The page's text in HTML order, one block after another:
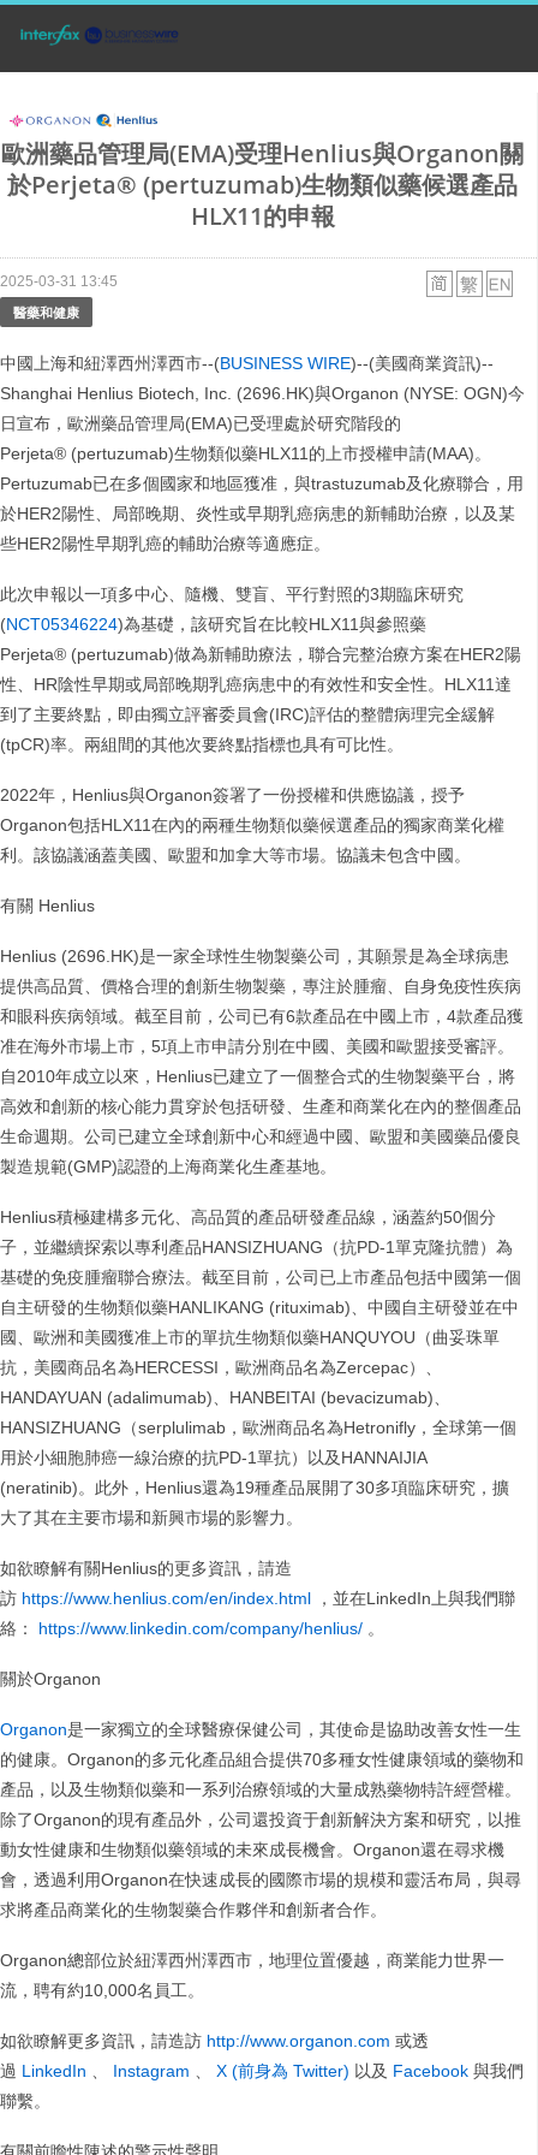
歐洲藥品管理局(EMA)受理Henlius與Organon關
於Perjeta® (pertuzumab)生物類似藥候選產品
HLX11的申報
2025-03-31 13:45
醫藥和健康
中國上海和紐澤西州澤西市--(BUSINESS WIRE)--(美國商業資訊)--
Shanghai Henlius Biotech, Inc. (2696.HK)與Organon (NYSE: OGN)今
日宣布，歐洲藥品管理局(EMA)已受理處於研究階段的
Perjeta® (pertuzumab)生物類似藥HLX11的上市授權申請(MAA)。
Pertuzumab已在多個國家和地區獲准，與trastuzumab及化療聯合，用
於HER2陽性、局部晚期、炎性或早期乳癌病患的新輔助治療，以及某
些HER2陽性早期乳癌的輔助治療等適應症。
此次申報以一項多中心、隨機、雙盲、平行對照的3期臨床研究
(NCT05346224)為基礎，該研究旨在比較HLX11與參照藥
Perjeta® (pertuzumab)做為新輔助療法，聯合完整治療方案在HER2陽
性、HR陰性早期或局部晚期乳癌病患中的有效性和安全性。HLX11達
到了主要終點，即由獨立評審委員會(IRC)評估的整體病理完全緩解
(tpCR)率。兩組間的其他次要終點指標也具有可比性。
2022年，Henlius與Organon簽署了一份授權和供應協議，授予
Organon包括HLX11在內的兩種生物類似藥候選產品的獨家商業化權
利。該協議涵蓋美國、歐盟和加拿大等市場。協議未包含中國。
有關 Henlius
Henlius (2696.HK)是一家全球性生物製藥公司，其願景是為全球病患
提供高品質、價格合理的創新生物製藥，專注於腫瘤、自身免疫性疾病
和眼科疾病領域。截至目前，公司已有6款產品在中國上市，4款產品獲
准在海外市場上市，5項上市申請分別在中國、美國和歐盟接受審評。
自2010年成立以來，Henlius已建立了一個整合式的生物製藥平台，將
高效和創新的核心能力貫穿於包括研發、生產和商業化在內的整個產品
生命週期。公司已建立全球創新中心和經過中國、歐盟和美國藥品優良
製造規範(GMP)認證的上海商業化生產基地。
Henlius積極建構多元化、高品質的產品研發產品線，涵蓋約50個分
子，並繼續探索以專利產品HANSIZHUANG（抗PD-1單克隆抗體）為
基礎的免疫腫瘤聯合療法。截至目前，公司已上市產品包括中國第一個
自主研發的生物類似藥HANLIKANG (rituximab)、中國自主研發並在中
國、歐洲和美國獲准上市的單抗生物類似藥HANQUYOU（曲妥珠單
抗，美國商品名為HERCESSI，歐洲商品名為Zercepac）、
HANDAYUAN (adalimumab)、HANBEITAI (bevacizumab)、
HANSIZHUANG（serplulimab，歐洲商品名為Hetronifly，全球第一個
用於小細胞肺癌一線治療的抗PD-1單抗）以及HANNAIJIA
(neratinib)。此外，Henlius還為19種產品展開了30多項臨床研究，擴
大了其在主要市場和新興市場的影響力。
如欲瞭解有關Henlius的更多資訊，請造
訪 https://www.henlius.com/en/index.html ，並在LinkedIn上與我們聯
絡： https://www.linkedin.com/company/henlius/ 。
關於Organon
Organon是一家獨立的全球醫療保健公司，其使命是協助改善女性一生
的健康。Organon的多元化產品組合提供70多種女性健康領域的藥物和
產品，以及生物類似藥和一系列治療領域的大量成熟藥物特許經營權。
除了Organon的現有產品外，公司還投資于創新解決方案和研究，以推
動女性健康和生物類似藥領域的未來成長機會。Organon還在尋求機
會，透過利用Organon在快速成長的國際市場的規模和靈活布局，與尋
求將產品商業化的生物製藥合作夥伴和創新者合作。
Organon總部位於紐澤西州澤西市，地理位置優越，商業能力世界一
流，聘有約10,000名員工。
如欲瞭解更多資訊，請造訪 http://www.organon.com 或透
過 LinkedIn 、 Instagram 、 X (前身為 Twitter) 以及 Facebook 與我們
聯繫。